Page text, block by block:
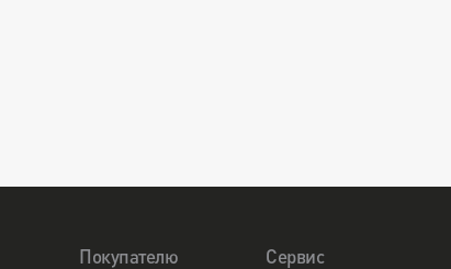
Покупателю Сервис